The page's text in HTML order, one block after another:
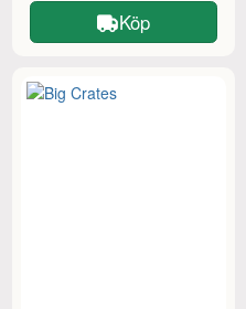
Köp